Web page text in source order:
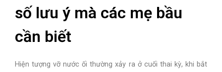
số lưu ý mà các mẹ bầu
cần biết
Hiện tượng vỡ nước ối thường xảy ra ở cuối thai kỳ, khi bắt